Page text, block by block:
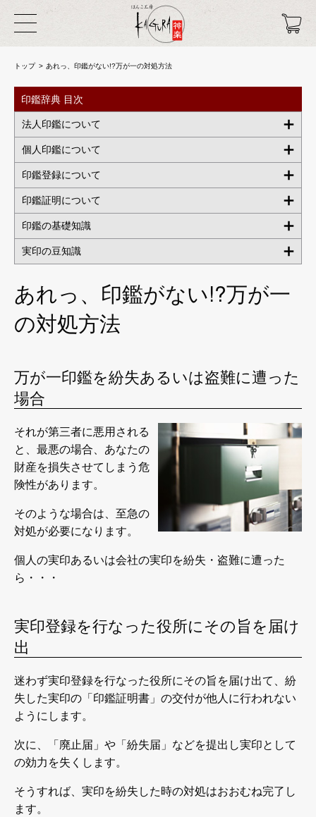
トップ あれっ、印鑑がない!?万が一の対処方法
あれっ、印鑑がない!?万が一
の対処方法
万が一印鑑を紛失あるいは盗難に遭った
場合
それが第三者に悪用される
と、最悪の場合、あなたの
財産を損失させてしまう危
険性があります。
そのような場合は、至急の
対処が必要になります。
個人の実印あるいは会社の実印を紛失・盗難に遭った
ら・・・
実印登録を行なった役所にその旨を届け
出
迷わず実印登録を行なった役所にその旨を届け出て、紛
失した実印の「印鑑証明書」の交付が他人に行われない
ようにします。
次に、「廃止届」や「紛失届」などを提出し実印として
の効力を失くします。
そうすれば、実印を紛失した時の対処はおおむね完了し
ます。
印鑑辞典 目次
法人印鑑について
個人印鑑について
印鑑登録について
印鑑証明について
印鑑の基礎知識
実印の豆知識